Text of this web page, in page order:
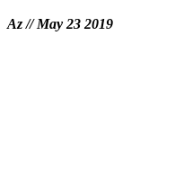
Az // May 23 2019